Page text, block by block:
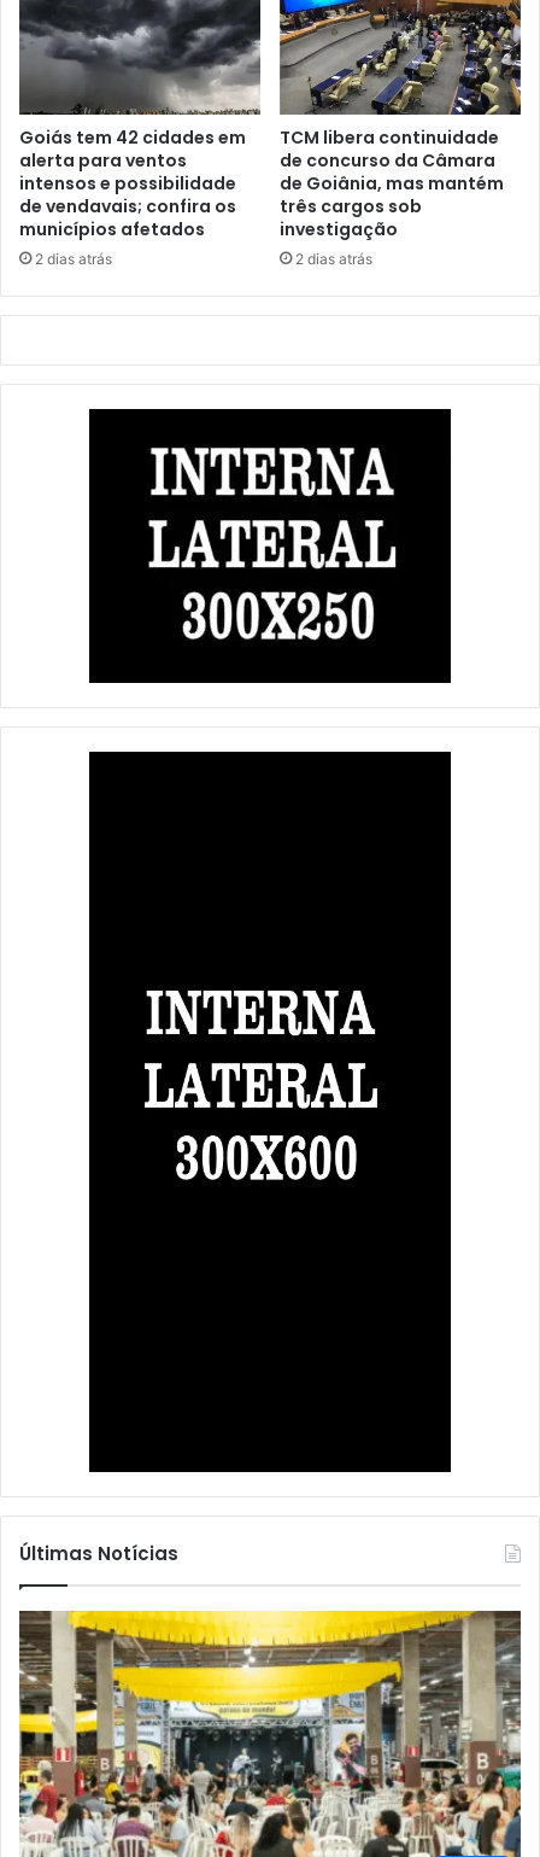
Goiás tem 42 cidades em
alerta para ventos
intensos e possibilidade
de vendavais; confira os
municípios afetados
2 dias atrás
TCM libera continuidade
de concurso da Câmara
de Goiânia, mas mantém
três cargos sob
investigação
2 dias atrás
Últimas Notícias